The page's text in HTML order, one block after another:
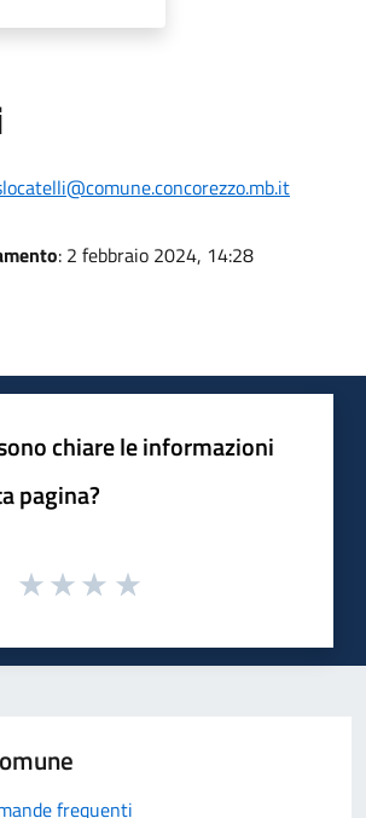
: 2 febbraio 2024, 14:28
chiare le informazioni
pagina?
frequenti